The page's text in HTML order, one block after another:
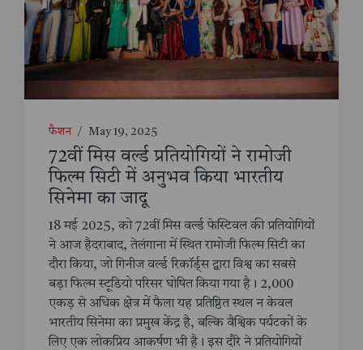
फैशन / May 19, 2025
72वीं मिस वर्ल्ड प्रतियोगियों ने रामोजी
फिल्म सिटी में अनुभव किया भारतीय
सिनेमा का जादू
18 मई 2025, को 72वीं मिस वर्ल्ड फेस्टिवल की प्रतियोगियों
ने आज हैदराबाद, तेलंगाना में स्थित रामोजी फिल्म सिटी का
दौरा किया, जो गिनीज वर्ल्ड रिकॉर्ड्स द्वारा विश्व का सबसे
बड़ा फिल्म स्टूडियो परिसर घोषित किया गया है। 2,000
एकड़ से अधिक क्षेत्र में फैला यह प्रतिष्ठित स्थल न केवल
भारतीय सिनेमा का प्रमुख केंद्र है, बल्कि वैश्विक पर्यटकों के
लिए एक लोकप्रिय आकर्षण भी है। इस दौरे ने प्रतियोगियों